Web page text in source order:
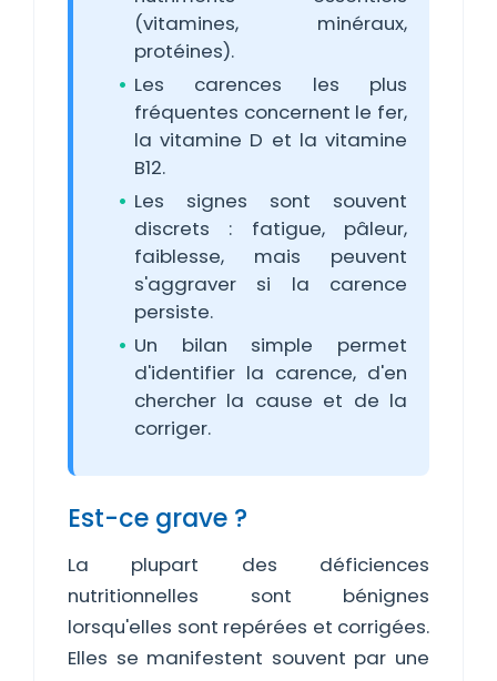
(vitamines, minéraux,
protéines).
Les carences les plus
fréquentes concernent le fer,
la vitamine D et la vitamine
B12.
Les signes sont souvent
discrets : fatigue, pâleur,
faiblesse, mais peuvent
s'aggraver si la carence
persiste.
Un bilan simple permet
d'identifier la carence, d'en
chercher la cause et de la
corriger.
Est-ce grave ?
La plupart des déficiences
nutritionnelles sont bénignes
lorsqu'elles sont repérées et corrigées.
Elles se manifestent souvent par une